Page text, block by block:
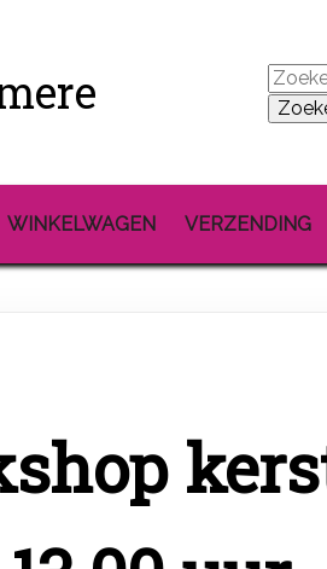
naar:
WINKELWAGEN VERZENDING